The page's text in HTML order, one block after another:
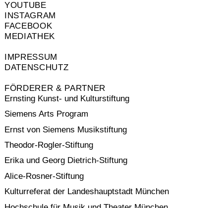
YOUTUBE
INSTAGRAM
FACEBOOK
MEDIATHEK
IMPRESSUM
DATENSCHUTZ
FÖRDERER & PARTNER
Ernsting Kunst- und Kulturstiftung
Siemens Arts Program
Ernst von Siemens Musikstiftung
Theodor-Rogler-Stiftung
Erika und Georg Dietrich-Stiftung
Alice-Rosner-Stiftung
Kulturreferat der Landeshauptstadt München